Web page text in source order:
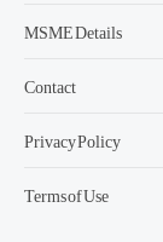
MSME Details
Contact
Privacy Policy
Terms of Use